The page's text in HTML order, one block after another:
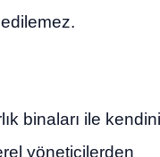
binaları ile kendini
yöneticilerden